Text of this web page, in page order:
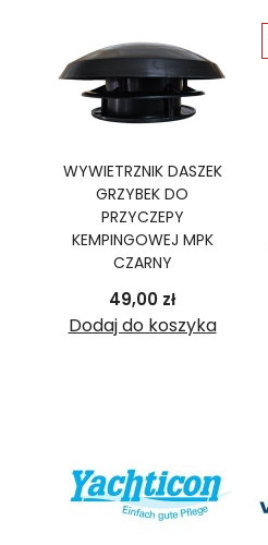
WYWIETRZNIK DASZEK
GRZYBEK DO
PRZYCZEPY
KEMPINGOWEJ MPK
CZARNY
49,00 złCena
Dodaj do koszyka